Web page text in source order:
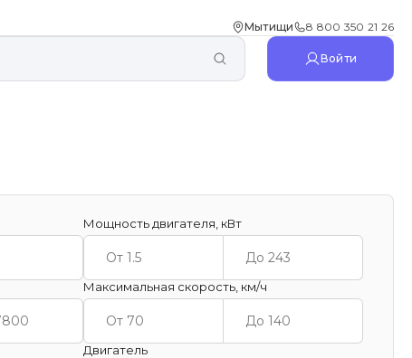
Мытищи 8 800 350 21 26
Войти
Мощность двигателя, кВт
Максимальная скорость, км/ч
Двигатель